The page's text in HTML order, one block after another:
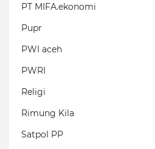
PT MIFA.ekonomi
Pupr
PWI aceh
PWRI
Religi
Rimung Kila
Satpol PP